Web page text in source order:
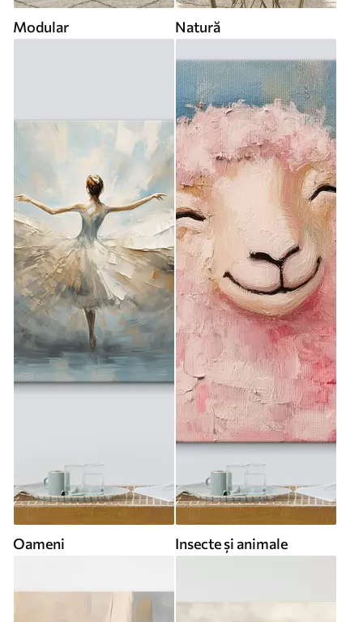
Modular Natură
Oameni Insecte și animale